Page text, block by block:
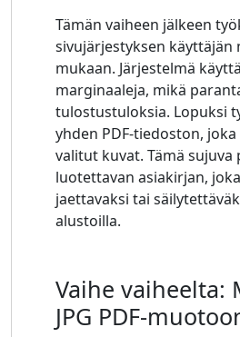
Tämän vaiheen jälkeen
sivujärjestyksen käyttäjän
mukaan. Järjestelmä
marginaaleja, mikä
tulostustuloksia. Lopuksi
yhden PDF-tiedoston,
valitut kuvat. Tämä
luotettavan asiakirjan,
jaettavaksi tai
alustoilla.
Vaihe vaiheelta:
JPG PDF-